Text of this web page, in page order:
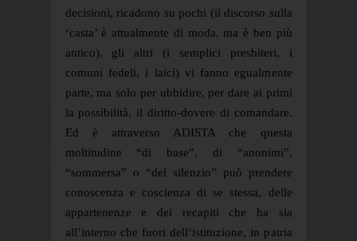
decisioni, ricadono su pochi (il discorso sulla
‘casta’ è attualmente di moda, ma è ben più
antico), gli altri (i semplici presbiteri, i
comuni fedeli, i laici) vi fanno egualmente
parte, ma solo per ubbidire, per dare ai primi
la possibilità, il diritto-dovere di comandare.
Ed è attraverso ADISTA che questa
moltitudine “di base”, di “anonimi”,
“sommersa” o “del silenzio” può prendere
conoscenza e coscienza di se stessa, delle
appartenenze e dei recapiti che ha sia
all’interno che fuori dell’istituzione, in patria